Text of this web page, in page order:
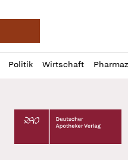
Deutsche
Politik Wirtschaft
Profil
öffnen
Daz
Pur
Deutscher Apotheker